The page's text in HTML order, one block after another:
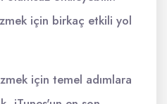
için birkaç etkili yol
için temel adımlara